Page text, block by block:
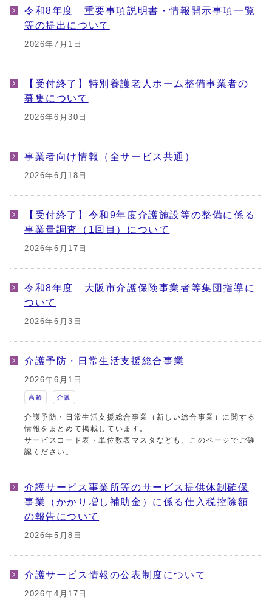
令和8年度 重要事項説明書・情報開示事項一覧
等の提出について
2026年7月1日
【受付終了】特別養護老人ホーム整備事業者の
募集について
2026年6月30日
事業者向け情報（全サービス共通）
2026年6月18日
【受付終了】令和9年度介護施設等の整備に係る
事業量調査（1回目）について
2026年6月17日
令和8年度 大阪市介護保険事業者等集団指導に
ついて
2026年6月3日
介護予防・日常生活支援総合事業
2026年6月1日
高齢 介護
介護予防・日常生活支援総合事業（新しい総合事業）に関する
情報をまとめて掲載しています。
サービスコード表・単位数表マスタなども、このページでご確
認ください。
介護サービス事業所等のサービス提供体制確保
事業（かかり増し補助金）に係る仕入税控除額
の報告について
2026年5月8日
介護サービス情報の公表制度について
2026年4月17日